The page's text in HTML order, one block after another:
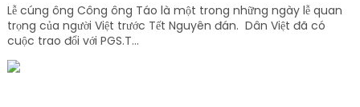
Lễ cúng ông Công ông Táo là một trong những ngày lễ quan
trọng của người Việt trước Tết Nguyên đán. Dân Việt đã có
cuộc trao đổi với PGS.T...